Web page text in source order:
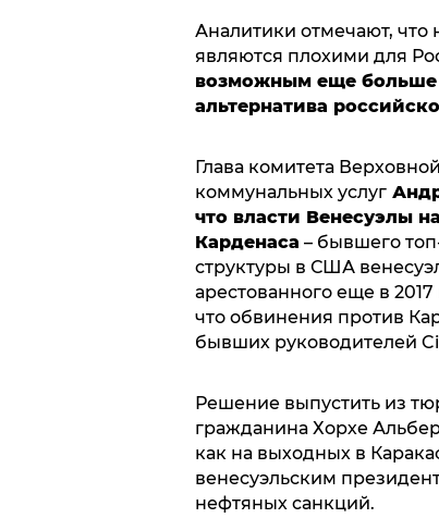
Аналитики отмечают,
являются плохими для
возможным еще больше
альтернатива
Глава комитета
коммунальных услуг
что власти Венесуэлы
Карденаса – бывшего
структуры в США
арестованного еще в
что обвинения против
бывших руководителей
Решение выпустить из
гражданина Хорхе
как на выходных в
венесуэльским
нефтяных санкций.